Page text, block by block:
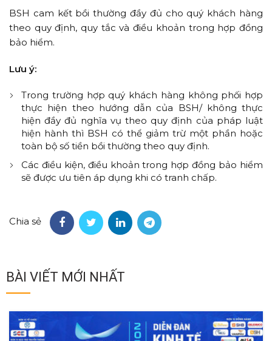
BSH cam kết bồi thường đầy đủ cho quý khách hàng
theo quy định, quy tắc và điều khoản trong hợp đồng
bảo hiểm.
Lưu ý:
Trong trường hợp quý khách hàng không phối hợp
thực hiện theo hướng dẫn của BSH/ không thực
hiện đầy đủ nghĩa vụ theo quy định của pháp luật
hiện hành thì BSH có thể giảm trừ một phần hoặc
toàn bộ số tiền bồi thường theo quy định.
Các điều kiện, điều khoản trong hợp đồng bảo hiểm
sẽ được ưu tiên áp dụng khi có tranh chấp.
Chia sẻ
BÀI VIẾT MỚI NHẤT